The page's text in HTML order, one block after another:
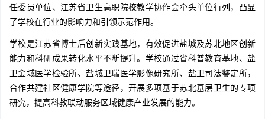
任委员单位、江苏省卫生高职院校教学协作会牵头单位行列，凸显
了学校在行业的影响力和引领示范作用。
学校是江苏省博士后创新实践基地，有效促进盐城及苏北地区创新
能力和科研成果转化水平不断提升。学校通过省科普教育基地、盐
卫金域医学检验所、盐城卫瑞医学影像研究所、盐卫司法鉴定所，
合作共建社区健康学院等途径，开展多项基于苏北基层卫生的专项
研究，提高科教联动服务区域健康产业发展的能力。